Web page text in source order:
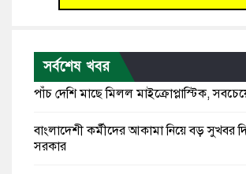
সর্বশেষ খবর
পাঁচ দেশি মাছে মিলল মাইক্রোপ্লাস্টিক,
বাংলাদেশী কর্মীদের আকামা নিয়ে বড় সুখবর
সরকার